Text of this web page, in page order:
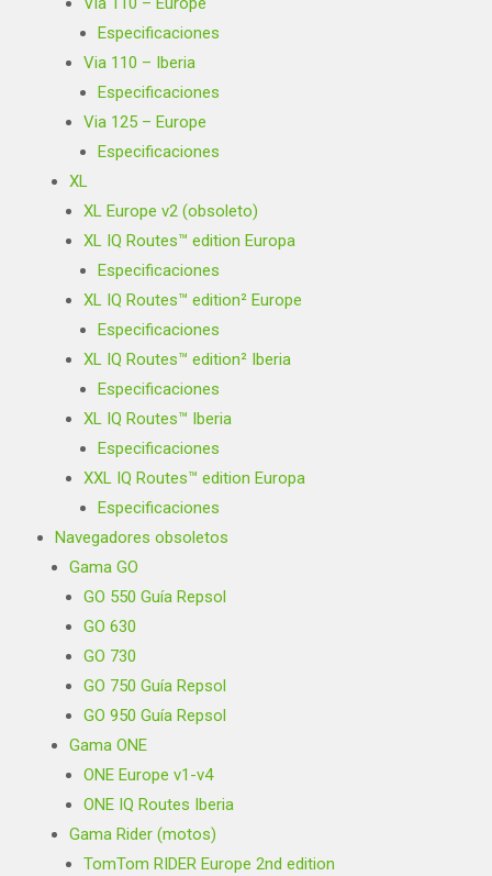
Especificaciones
Via 110 – Iberia
Especificaciones
Via 125 – Europe
Especificaciones
XL
XL Europe v2 (obsoleto)
XL IQ Routes™ edition Europa
Especificaciones
XL IQ Routes™ edition² Europe
Especificaciones
XL IQ Routes™ edition² Iberia
Especificaciones
XL IQ Routes™ Iberia
Especificaciones
XXL IQ Routes™ edition Europa
Especificaciones
Navegadores obsoletos
Gama GO
GO 550 Guía Repsol
GO 630
GO 730
GO 750 Guía Repsol
GO 950 Guía Repsol
Gama ONE
ONE Europe v1-v4
ONE IQ Routes Iberia
Gama Rider (motos)
TomTom RIDER Europe 2nd edition